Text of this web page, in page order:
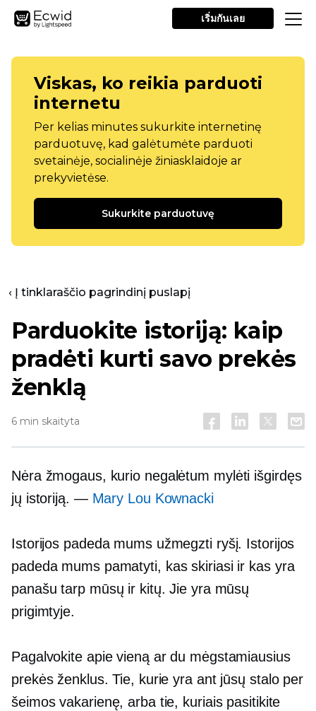
เริ่มกันเลย
Viskas, ko reikia parduoti
internetu
Per kelias minutes sukurkite internetinę
parduotuvę, kad galėtumėte parduoti
svetainėje, socialinėje žiniasklaidoje ar
prekyvietėse.
Sukurkite parduotuvę
‹ Į tinklaraščio pagrindinį puslapį
Parduokite istoriją: kaip
pradėti kurti savo prekės
ženklą
6 min skaityta
Nėra žmogaus, kurio negalėtum mylėti išgirdęs
jų istoriją. — Mary Lou Kownacki
Istorijos padeda mums užmegzti ryšį. Istorijos
padeda mums pamatyti, kas skiriasi ir kas yra
panašu tarp mūsų ir kitų. Jie yra mūsų
prigimtyje.
Pagalvokite apie vieną ar du mėgstamiausius
prekės ženklus. Tie, kurie yra ant jūsų stalo per
šeimos vakarienę, arba tie, kuriais pasitikite